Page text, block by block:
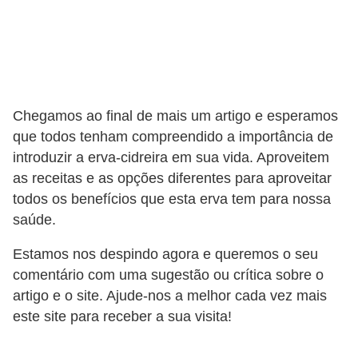
Chegamos ao final de mais um artigo e esperamos
que todos tenham compreendido a importância de
introduzir a erva-cidreira em sua vida. Aproveitem
as receitas e as opções diferentes para aproveitar
todos os benefícios que esta erva tem para nossa
saúde.
Estamos nos despindo agora e queremos o seu
comentário com uma sugestão ou crítica sobre o
artigo e o site. Ajude-nos a melhor cada vez mais
este site para receber a sua visita!